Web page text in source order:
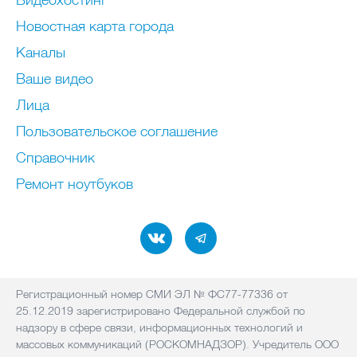
Новостная карта города
Каналы
Ваше видео
Лица
Пользовательское соглашение
Справочник
Ремонт нoутбуков
Регистрационный номер СМИ ЭЛ № ФС77-77336 от
25.12.2019 зарегистрировано Федеральной службой по
надзору в сфере связи, информационных технологий и
массовых коммуникаций (РОСКОМНАДЗОР). Учредитель ООО